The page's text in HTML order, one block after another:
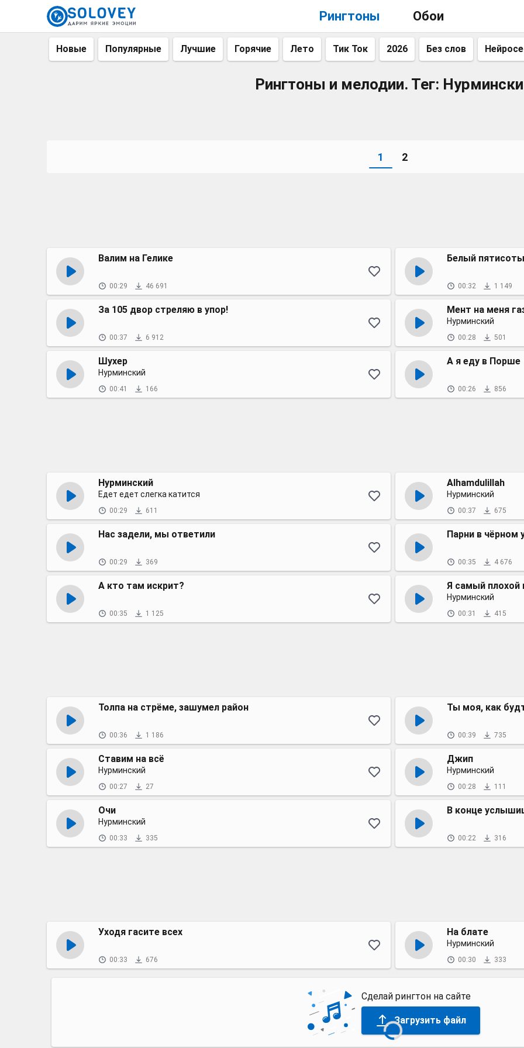
Рингтоны Обои
Новые Популярные Лучшие Горячие Лето Тик Ток 2026 Без слов
Рингтоны и мелодии. Тег:
1 2
Валим на Гелике
00:29 46 691
Белый
00:32 1 149
За 105 двор стреляю в упор!
00:37 6 912
Мент на меня
Нурминский
00:28 501
Шухер
Нурминский
00:41 166
А я еду в Порше
00:26 856
Нурминский
Едет едет слегка катится
00:29 611
Alhamdulillah
Нурминский
00:37 675
Нас задели, мы ответили
00:29 369
Парни в чёрном
00:35 4 676
А кто там искрит?
00:35 1 125
Я самый плохой
Нурминский
00:31 415
Толпа на стрёме, зашумел район
00:36 1 186
Ты моя, как
00:39 735
Ставим на всё
Нурминский
00:27 27
Джип
Нурминский
00:28 111
Очи
Нурминский
00:33 335
В конце
00:22 316
Уходя гасите всех
00:33 676
На блате
Нурминский
00:30 333
Сделай рингтон на сайте
Загрузить файл